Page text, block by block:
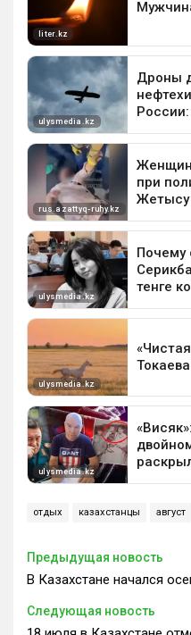
отдых казахстанцы август
Предыдущая новость
В Казахстане начался
Следующая новость